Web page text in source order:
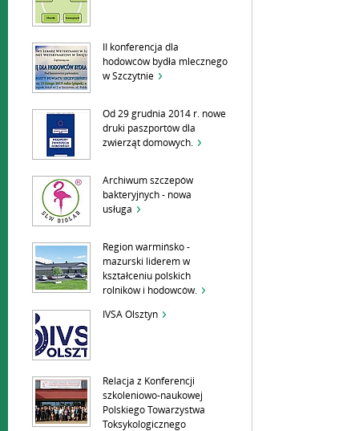
II konferencja dla
hodowców bydła mlecznego
w Szczytnie
Od 29 grudnia 2014 r. nowe
druki paszportów dla
zwierząt domowych.
Archiwum szczepów
bakteryjnych - nowa
usługa
Region warmińsko -
mazurski liderem w
kształceniu polskich
rolników i hodowców.
IVSA Olsztyn
Relacja z Konferencji
szkoleniowo-naukowej
Polskiego Towarzystwa
Toksykologicznego